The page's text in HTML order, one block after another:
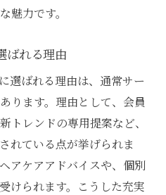
魅力です。
ばれる理由
選ばれる理由は、通常サー
ります。理由として、会員
トレンドの専用提案など、
れている点が挙げられま
アケアアドバイスや、個別
けられます。こうした充実